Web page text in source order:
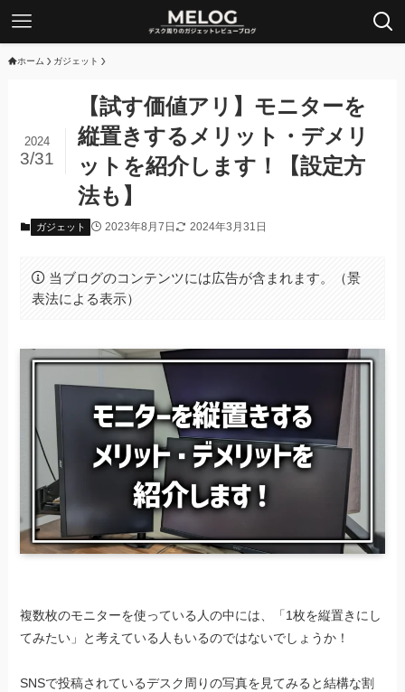
ホーム ガジェット
【試す価値アリ】モニターを
縦置きするメリット・デメリ
ットを紹介します！【設定方
法も】
2024
3/31
ガジェット 2023年8月7日 2024年3月31日
当ブログのコンテンツには広告が含まれます。（景
表法による表示）
複数枚のモニターを使っている人の中には、「1枚を縦置きにし
てみたい」と考えている人もいるのではないでしょうか！
SNSで投稿されているデスク周りの写真を見てみると結構な割